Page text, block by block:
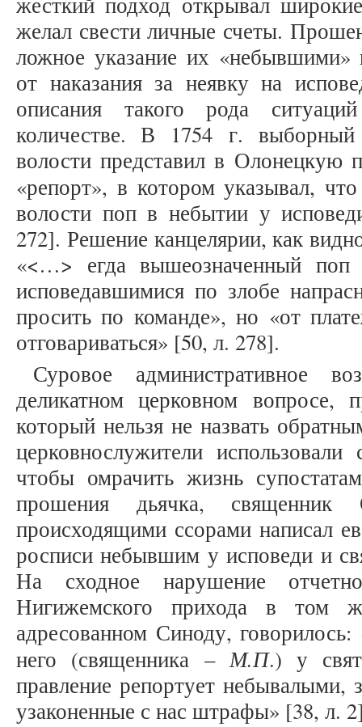
желал свести личные счеты.
ложное указание их «небывшими»
от наказания за неявку на
описания такого рода
количестве. В 1754 г. выборный
волости представил в Олонецкую
«репорт», в котором указывал,
волости поп в небытии у
272]. Решение канцелярии, как
«<…> егда вышеозначенный поп
исповедавшимися по злобе
просить по команде», но «от
отговариваться» [50, л. 278].
Суровое административное
деликатном церковном вопросе,
который нельзя не назвать
церковнослужители
чтобы омрачить жизнь
прошения дьячка, священник
происходящими ссорами написал
росписи небывшим у исповеди и
На сходное нарушение
Нигижемского прихода в
адресованном Синоду,
него (священника –М.П.) у
правление репортует небывалыми,
узаконенные с нас штрафы» [38, л.